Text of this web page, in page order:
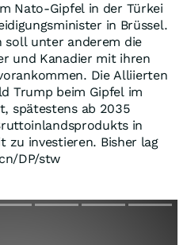
Nato-Gipfel in der Türkei
in Brüssel.
soll unter anderem die
und Kanadier mit ihren
Die Alliierten
Trump beim Gipfel im
spätestens ab 2035
in
zu investieren. Bisher lag
DP/stw